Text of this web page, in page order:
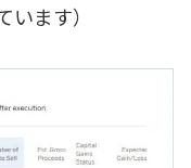
います）